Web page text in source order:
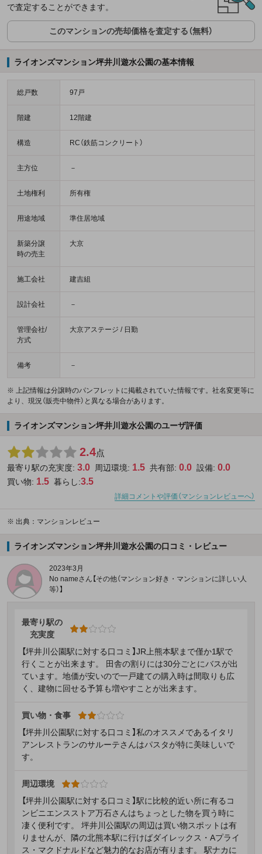
で査定することができます。
このマンションの売却価格を査定する（無料）
ライオンズマンション坪井川遊水公園の基本情報
総戸数 97戸
階建 12階建
構造 RC（鉄筋コンクリート）
主方位 －
土地権利 所有権
用途地域 準住居地域
新築分譲
時の売主
大京
施工会社 建吉組
設計会社 －
管理会社/
方式
大京アステージ / 日勤
備考 －
※ 上記情報は分譲時のパンフレットに掲載されていた情報です。社名変更等に
より、現況（販売中物件）と異なる場合があります。
ライオンズマンション坪井川遊水公園のユーザ評価
2.4点
最寄り駅の充実度: 3.0 周辺環境: 1.5 共有部: 0.0 設備: 0.0
買い物: 1.5 暮らし:3.5
詳細コメントや評価（マンションレビューへ）
※ 出典：マンションレビュー
ライオンズマンション坪井川遊水公園の口コミ・レビュー
2023年3月
No nameさん【その他（マンション好き・マンションに詳しい人
等）】
最寄り駅の
充実度
【坪井川公園駅に対する口コミ】JR上熊本駅まで僅か1駅で
行くことが出来ます。 田舎の割りには30分ごとにバスが出
ています。地価が安いので一戸建ての購入時は間取りも広
く、建物に回せる予算も増やすことが出来ます。
買い物・食事
【坪井川公園駅に対する口コミ】私のオススメであるイタリ
アンレストランのサルーテさんはパスタが特に美味しいで
す。
周辺環境
【坪井川公園駅に対する口コミ】駅に比較的近い所に有るコ
ンビニエンスストア万石さんはちょっとした物を買う時に
凄く便利です。 坪井川公園駅の周辺は買い物スポットは有
りませんが、隣の北熊本駅に行けばダイレックス・Aプライ
ス・マクドナルドなど魅力的なお店が有ります。 駅ナカに